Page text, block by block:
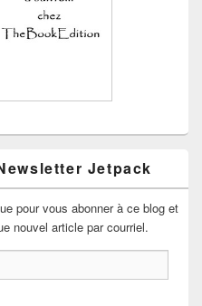
Jetpack
pour vous abonner à ce blog et
nouvel article par courriel.